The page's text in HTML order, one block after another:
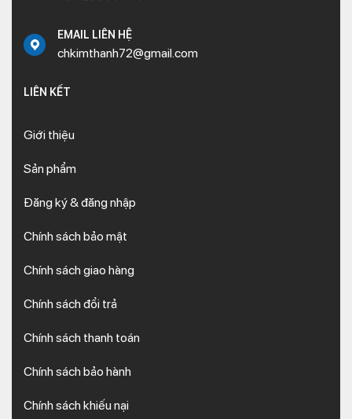
về tem xe và động cơ mới mẻ giúp xe được vận hành
mạnh mẽ hơn
Wave 1
cơ 110cc mạnh mẽ, đồng thời giúp tiết kiệm nhiên liệu
những cải tiến mạnh về mặt thiết kế và hệ thống phun
Và đời xe mới nhất được cập nhật là vào năm 2023,
cùng với đó là hệ thống đèn LED và phanh APS cực kỳ an
Dưới đây là trọn bộ dàn nhựa xe Wave Alpha 110 đầy đủ và chi
Mặt nạ trước.
EMAIL LIÊN HỆ
chkimthanh72@gmail.com
LIÊN KẾT
Giới thiệu
Sản phẩm
Đăng ký & đăng nhập
Chính sách bảo mật
Chính sách giao hàng
Chính sách đổi trả
Chính sách thanh toán
Chính sách bảo hành
Chính sách khiếu nại